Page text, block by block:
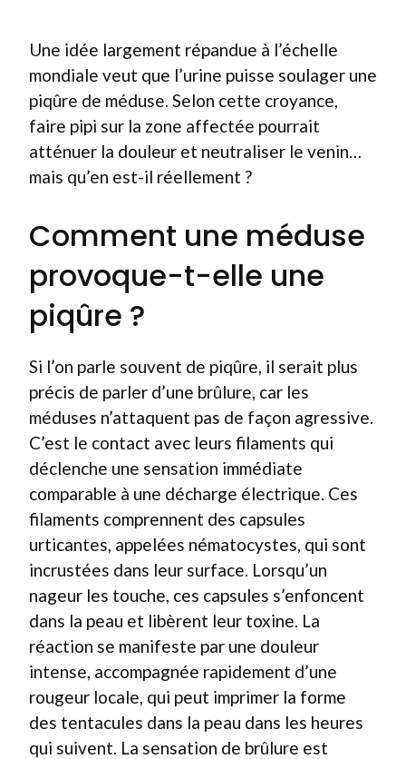
Une idée largement répandue à l’échelle
mondiale veut que l’urine puisse soulager une
piqûre de méduse. Selon cette croyance,
faire pipi sur la zone affectée pourrait
atténuer la douleur et neutraliser le venin…
mais qu’en est-il réellement ?
Comment une méduse
provoque-t-elle une
piqûre ?
Si l’on parle souvent de piqûre, il serait plus
précis de parler d’une brûlure, car les
méduses n’attaquent pas de façon agressive.
C’est le contact avec leurs filaments qui
déclenche une sensation immédiate
comparable à une décharge électrique. Ces
filaments comprennent des capsules
urticantes, appelées nématocystes, qui sont
incrustées dans leur surface. Lorsqu’un
nageur les touche, ces capsules s’enfoncent
dans la peau et libèrent leur toxine. La
réaction se manifeste par une douleur
intense, accompagnée rapidement d’une
rougeur locale, qui peut imprimer la forme
des tentacules dans la peau dans les heures
qui suivent. La sensation de brûlure est